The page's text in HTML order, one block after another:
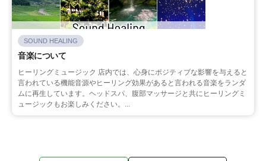
SOUND HEALING
音楽について
ヒーリングミュージック 店内では、心身にポジティブな影響を与えると
言われている機能音源やヒーリング効果があると言われる音楽をランダ
ムに再生しています。ヘッドスパ、腹部マッサージと共にヒーリングミ
ュージックもお楽しみください。...